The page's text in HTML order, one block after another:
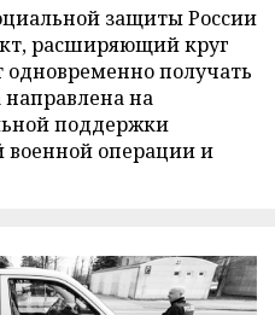
защиты России
расширяющий круг
одновременно получать
на
поддержки
военной операции и